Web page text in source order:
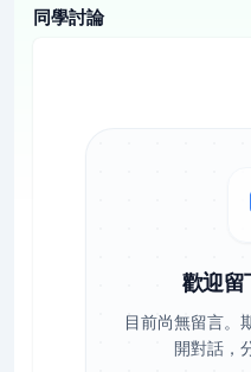
同學討論
歡迎留
目前尚無留言。
開對話，